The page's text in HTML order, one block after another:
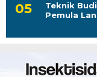
Teknik
Pemula